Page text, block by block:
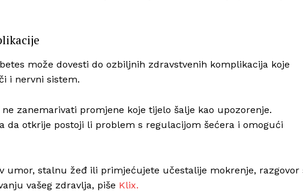
može dovesti do ozbiljnih zdravstvenih komplikacija koje
i nervni sistem.
zanemarivati promjene koje tijelo šalje kao upozorenje.
da otkrije postoji li problem s regulacijom šećera i omogući
umor, stalnu žeđ ili primjećujete učestalije mokrenje, razgovor
vašeg zdravlja, piše Klix.